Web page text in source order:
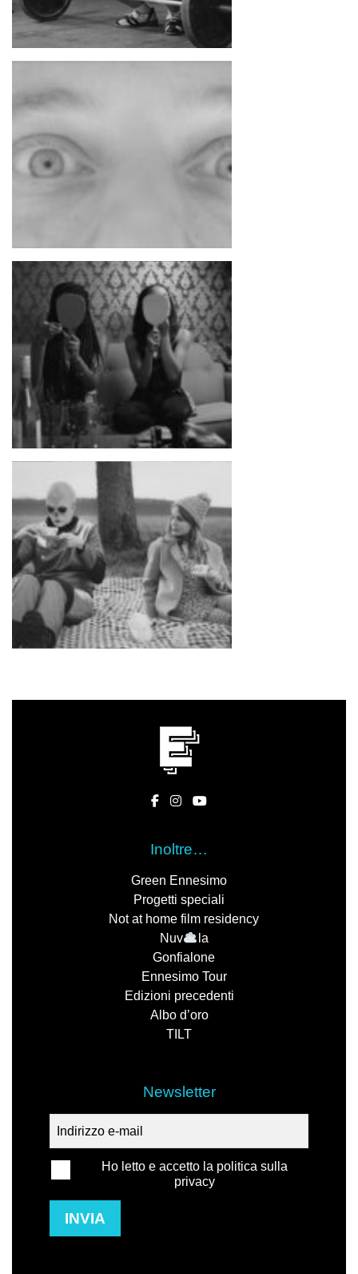
Inoltre…
Green Ennesimo
Progetti speciali
Not at home film residency
Nuv
la
Gonfialone
Ennesimo Tour
Edizioni precedenti
Albo d’oro
TILT
Newsletter
Ho letto e accetto la politica sulla
privacy
INVIA